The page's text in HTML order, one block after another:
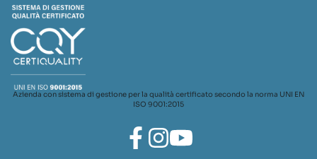
Azienda con sistema di gestione per la qualità certificato secondo la norma UNI EN
ISO 9001:2015